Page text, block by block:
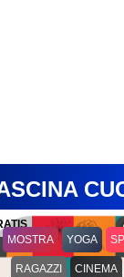
MOSTRA
YOGA
RAGAZZI CINEMA